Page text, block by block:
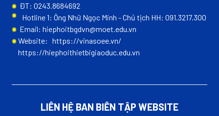
ĐT: 0243.8684692
Hotline 1: Ông Nhữ Ngọc Minh - Chủ tịch HH: 091.3217.300
Email: hiephoitbgdvn@moet.edu.vn
Website: https://vinasoee.vn/
https://hiephoithietbigiaoduc.edu.vn
LIÊN HỆ BAN BIÊN TẬP WEBSITE